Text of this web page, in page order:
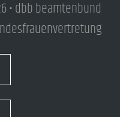
• dbb beamtenbund